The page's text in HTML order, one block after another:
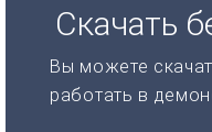
Скачать
Вы можете
работать в